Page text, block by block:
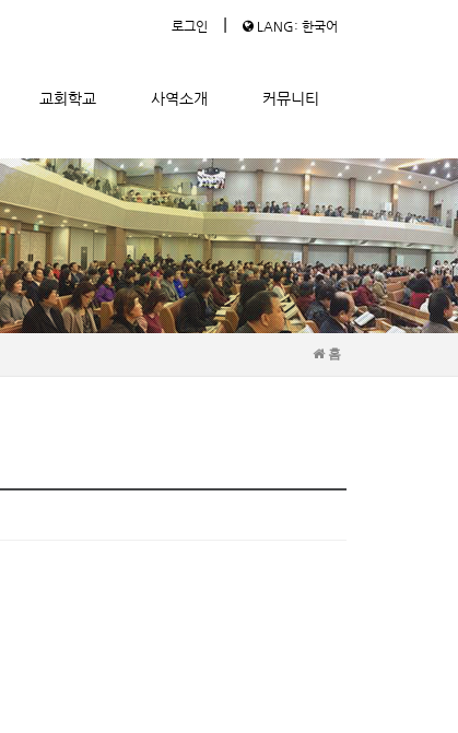
로그인 | LANG: 한국어
교회학교 사역소개 커뮤니티
홈